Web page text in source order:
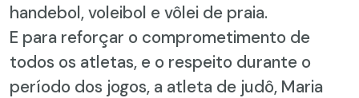
handebol, voleibol e vôlei de praia.
E para reforçar o comprometimento de
todos os atletas, e o respeito durante o
período dos jogos, a atleta de judô, Maria